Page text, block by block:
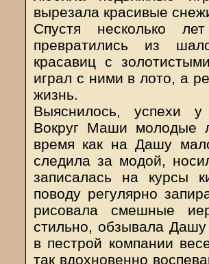
вырезала красивые
Спустя несколько
превратились из
красавиц с
играл с ними в лото, а
жизнь.
Выяснилось, успехи у
Вокруг Маши молодые
время как на Дашу
следила за модой,
записалась на курсы
поводу регулярно
рисовала смешные
стильно, обзывала
в пестрой компании
так вдохновенно